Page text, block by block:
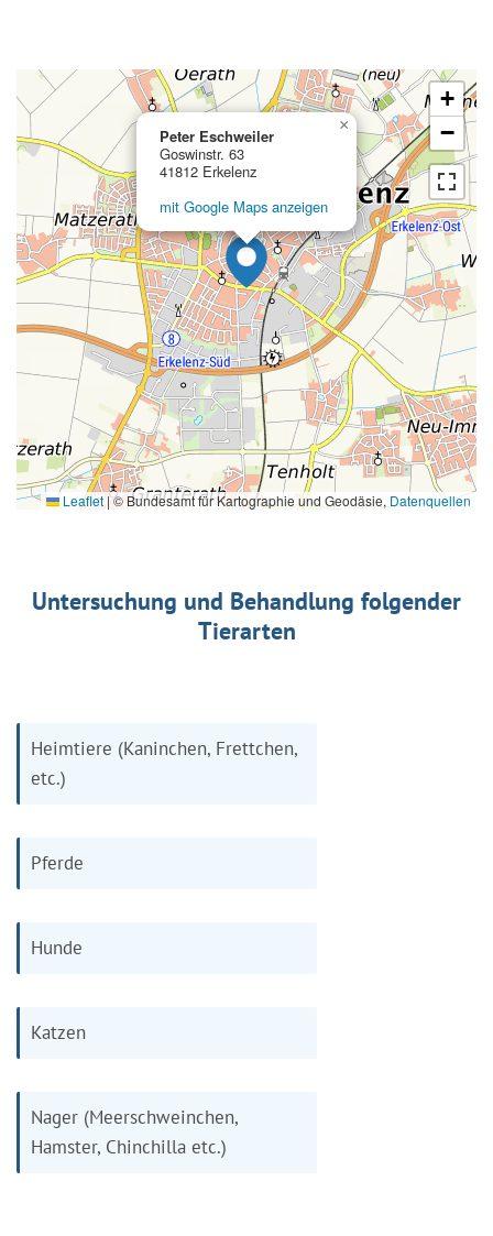
Peter Eschweiler
Goswinstr. 63
41812 Erkelenz
mit Google Maps anzeigen
×
+
−
Leaflet |© Bundesamt für Kartographie und Geodäsie, Datenquellen
Untersuchung und Behandlung folgender
Tierarten
Heimtiere (Kaninchen, Frettchen,
etc.)
Pferde
Hunde
Katzen
Nager (Meerschweinchen,
Hamster, Chinchilla etc.)